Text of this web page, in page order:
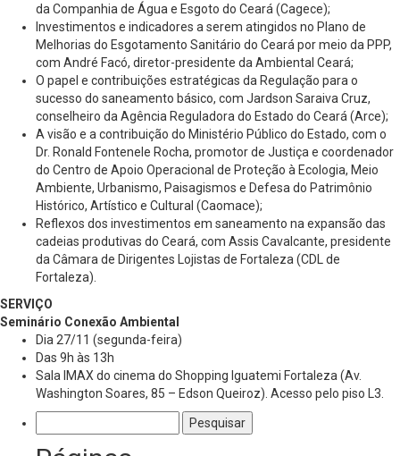
da Companhia de Água e Esgoto do Ceará (Cagece);
Investimentos e indicadores a serem atingidos no Plano de
Melhorias do Esgotamento Sanitário do Ceará por meio da PPP,
com André Facó, diretor-presidente da Ambiental Ceará;
O papel e contribuições estratégicas da Regulação para o
sucesso do saneamento básico, com Jardson Saraiva Cruz,
conselheiro da Agência Reguladora do Estado do Ceará (Arce);
A visão e a contribuição do Ministério Público do Estado, com o
Dr. Ronald Fontenele Rocha, promotor de Justiça e coordenador
do Centro de Apoio Operacional de Proteção à Ecologia, Meio
Ambiente, Urbanismo, Paisagismos e Defesa do Patrimônio
Histórico, Artístico e Cultural (Caomace);
Reflexos dos investimentos em saneamento na expansão das
cadeias produtivas do Ceará, com Assis Cavalcante, presidente
da Câmara de Dirigentes Lojistas de Fortaleza (CDL de
Fortaleza).
SERVIÇO
Seminário Conexão Ambiental
Dia 27/11 (segunda-feira)
Das 9h às 13h
Sala IMAX do cinema do Shopping Iguatemi Fortaleza (Av.
Washington Soares, 85 – Edson Queiroz). Acesso pelo piso L3.
por: